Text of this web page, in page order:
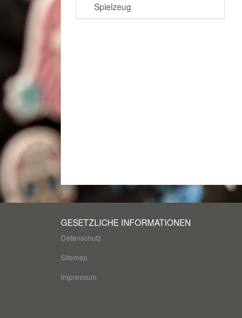
Spielzeug
GESETZLICHE INFORMATIONEN
Datenschutz
Sitemap
Impressum